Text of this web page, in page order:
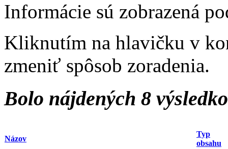
Informácie sú zobrazená
Kliknutím na hlavičku v
zmeniť spôsob zoradenia.
Bolo nájdených 8
Názov
Typ
obsahu